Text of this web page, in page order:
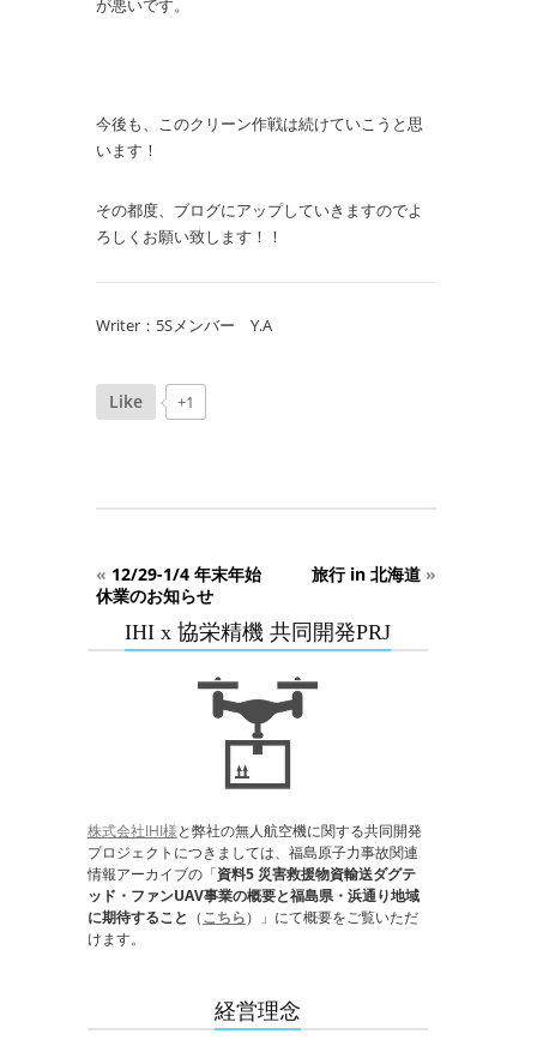
が悪いです。
今後も、このクリーン作戦は続けていこうと思
います！
その都度、ブログにアップしていきますのでよ
ろしくお願い致します！！
Writer：5Sメンバー Y.A
Like +1
« 12/29-1/4 年末年始
休業のお知らせ
旅行 in 北海道 »
IHI x 協栄精機 共同開発PRJ
株式会社IHI様と弊社の無人航空機に関する共同開発
プロジェクトにつきましては、福島原子力事故関連
情報アーカイブの「資料5 災害救援物資輸送ダグテ
ッド・ファンUAV事業の概要と福島県・浜通り地域
に期待すること （こちら）」にて概要をご覧いただ
けます。
経営理念